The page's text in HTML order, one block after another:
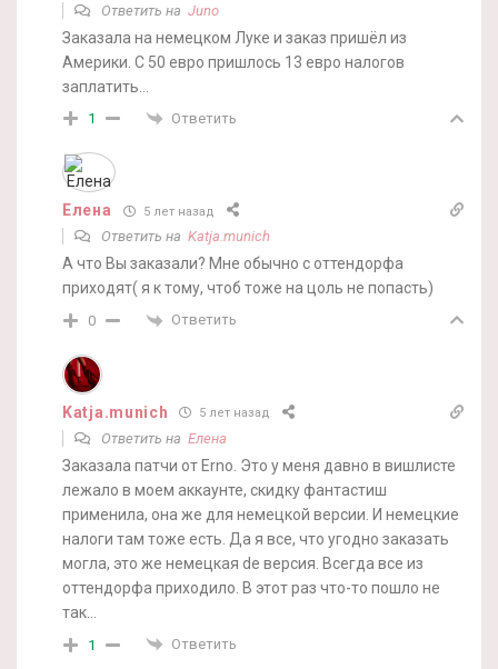
Ответить на Juno
Заказала на немецком Луке и заказ пришёл из
Америки. С 50 евро пришлось 13 евро налогов
заплатить…
1 Ответить
Елена 5 лет назад
Ответить на Katja.munich
А что Вы заказали? Мне обычно с оттендорфа
приходят( я к тому, чтоб тоже на цоль не попасть)
0 Ответить
Katja.munich 5 лет назад
Ответить на Елена
Заказала патчи от Erno. Это у меня давно в вишлисте
лежало в моем аккаунте, скидку фантастиш
применила, она же для немецкой версии. И немецкие
налоги там тоже есть. Да я все, что угодно заказать
могла, это же немецкая de версия. Всегда все из
оттендорфа приходило. В этот раз что-то пошло не
так…
1 Ответить